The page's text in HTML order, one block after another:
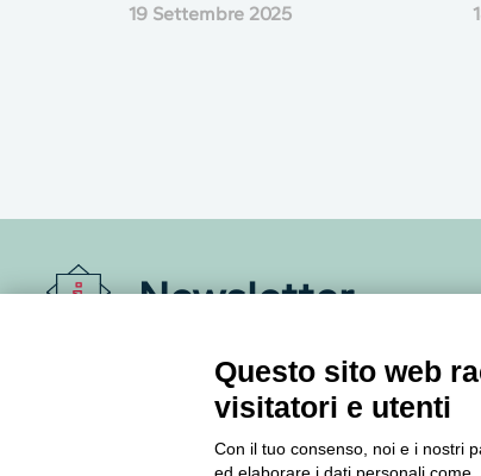
19 Settembre 2025
Newsletter
Accedi o iscriviti alla nostra Newsletter Legacoop
Informazioni per restare sempre aggiornati sul
mondo della cooperazione.
Questo sito web
visitatori e utenti
Con il tuo consenso, noi e i nostri